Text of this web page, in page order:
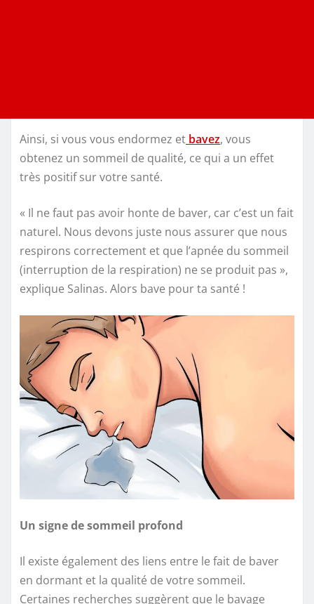
Ainsi, si vous vous endormez et bavez, vous
obtenez un sommeil de qualité, ce qui a un effet
très positif sur votre santé.
« Il ne faut pas avoir honte de baver, car c’est un fait
naturel. Nous devons juste nous assurer que nous
respirons correctement et que l’apnée du sommeil
(interruption de la respiration) ne se produit pas »,
explique Salinas. Alors bave pour ta santé !
Un signe de sommeil profond
Il existe également des liens entre le fait de baver
en dormant et la qualité de votre sommeil.
Certaines recherches suggèrent que le bavage